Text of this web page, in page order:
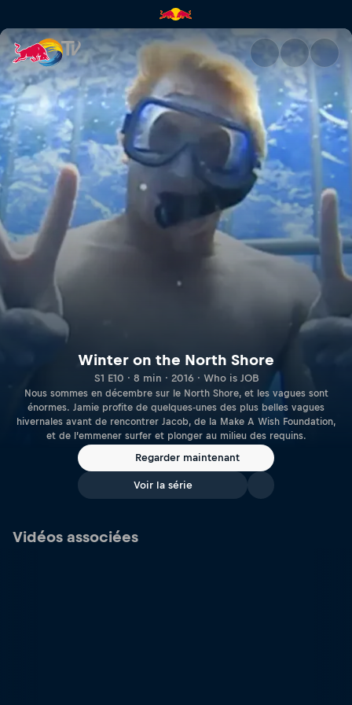
Winter on the North Shore |
Winter on the North Shore
S1 E10 · 8 min · 2016 · Who is JOB
Nous sommes en décembre sur le North Shore, et les vagues sont
énormes. Jamie profite de quelques-unes des plus belles vagues
hivernales avant de rencontrer Jacob, de la Make A Wish Foundation,
et de l’emmener surfer et plonger au milieu des requins.
Regarder maintenant
Voir la série
Vidéos associées